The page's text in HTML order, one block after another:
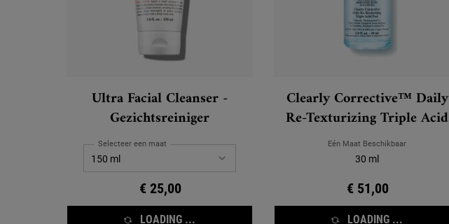
Ultra Facial Cleanser -
Gezichtsreiniger
Selecteer een maat
€ 25,00
LOADING ...
Clearly Corrective™ Daily
Re-Texturizing Triple Acid
Peel
Eén Maat Beschikbaar
30 ml
€ 51,00
LOADING ...